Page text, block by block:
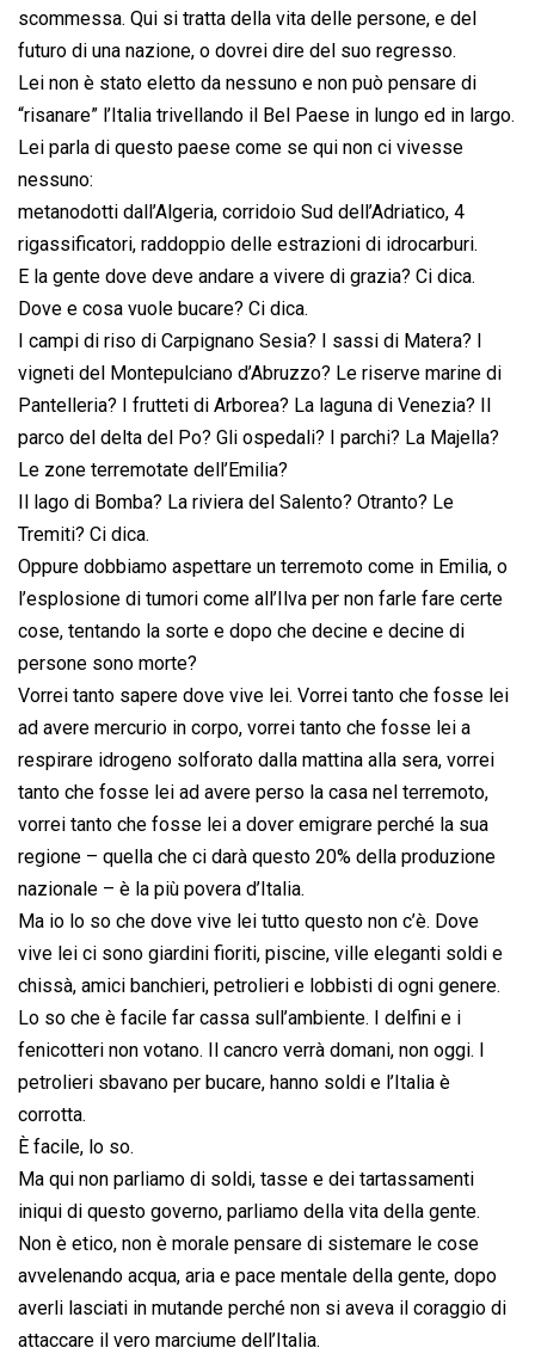
scommessa. Qui si tratta della vita delle persone, e del
futuro di una nazione, o dovrei dire del suo regresso.
Lei non è stato eletto da nessuno e non può pensare di
“risanare” l’Italia trivellando il Bel Paese in lungo ed in largo.
Lei parla di questo paese come se qui non ci vivesse
nessuno:
metanodotti dall’Algeria, corridoio Sud dell’Adriatico, 4
rigassificatori, raddoppio delle estrazioni di idrocarburi.
E la gente dove deve andare a vivere di grazia? Ci dica.
Dove e cosa vuole bucare? Ci dica.
I campi di riso di Carpignano Sesia? I sassi di Matera? I
vigneti del Montepulciano d’Abruzzo? Le riserve marine di
Pantelleria? I frutteti di Arborea? La laguna di Venezia? Il
parco del delta del Po? Gli ospedali? I parchi? La Majella?
Le zone terremotate dell’Emilia?
Il lago di Bomba? La riviera del Salento? Otranto? Le
Tremiti? Ci dica.
Oppure dobbiamo aspettare un terremoto come in Emilia, o
l’esplosione di tumori come all’Ilva per non farle fare certe
cose, tentando la sorte e dopo che decine e decine di
persone sono morte?
Vorrei tanto sapere dove vive lei. Vorrei tanto che fosse lei
ad avere mercurio in corpo, vorrei tanto che fosse lei a
respirare idrogeno solforato dalla mattina alla sera, vorrei
tanto che fosse lei ad avere perso la casa nel terremoto,
vorrei tanto che fosse lei a dover emigrare perché la sua
regione – quella che ci darà questo 20% della produzione
nazionale – è la più povera d’Italia.
Ma io lo so che dove vive lei tutto questo non c’è. Dove
vive lei ci sono giardini fioriti, piscine, ville eleganti soldi e
chissà, amici banchieri, petrolieri e lobbisti di ogni genere.
Lo so che è facile far cassa sull’ambiente. I delfini e i
fenicotteri non votano. Il cancro verrà domani, non oggi. I
petrolieri sbavano per bucare, hanno soldi e l’Italia è
corrotta.
È facile, lo so.
Ma qui non parliamo di soldi, tasse e dei tartassamenti
iniqui di questo governo, parliamo della vita della gente.
Non è etico, non è morale pensare di sistemare le cose
avvelenando acqua, aria e pace mentale della gente, dopo
averli lasciati in mutande perché non si aveva il coraggio di
attaccare il vero marciume dell’Italia.